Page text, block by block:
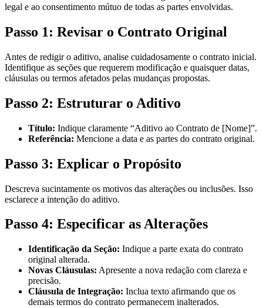
legal e ao consentimento mútuo de todas as partes envolvidas.
Passo 1: Revisar o Contrato Original
Antes de redigir o aditivo, analise cuidadosamente o contrato inicial.
Identifique as seções que requerem modificação e quaisquer datas,
cláusulas ou termos afetados pelas mudanças propostas.
Passo 2: Estruturar o Aditivo
Título: Indique claramente “Aditivo ao Contrato de [Nome]”.
Referência: Mencione a data e as partes do contrato original.
Passo 3: Explicar o Propósito
Descreva sucintamente os motivos das alterações ou inclusões. Isso
esclarece a intenção do aditivo.
Passo 4: Especificar as Alterações
Identificação da Seção: Indique a parte exata do contrato
original alterada.
Novas Cláusulas: Apresente a nova redação com clareza e
precisão.
Cláusula de Integração: Inclua texto afirmando que os
demais termos do contrato permanecem inalterados.